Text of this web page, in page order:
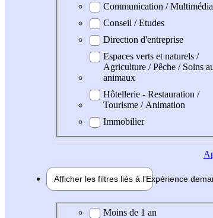
Communication / Multimédia
Conseil / Etudes
Direction d'entreprise
Espaces verts et naturels /
Agriculture / Pêche / Soins
animaux
Hôtellerie - Restauration /
Tourisme / Animation
Immobilier
Afficher les filtres liés à l'Expérience
Expérience demandée
Moins de 1 an